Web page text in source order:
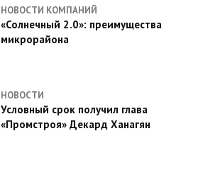
НОВОСТИ КОМПАНИЙ
«Солнечный 2.0»: преимущества
микрорайона
НОВОСТИ
Условный срок получил глава
«Промстроя» Декард Ханагян